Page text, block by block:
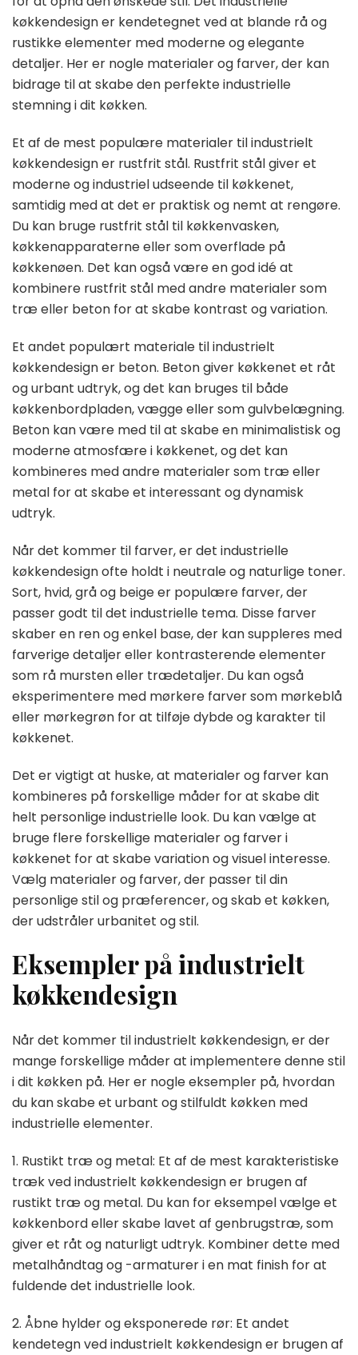
køkkendesign er kendetegnet ved at blande rå og
rustikke elementer med moderne og elegante
detaljer. Her er nogle materialer og farver, der kan
bidrage til at skabe den perfekte industrielle
stemning i dit køkken.
Et af de mest populære materialer til industrielt
køkkendesign er rustfrit stål. Rustfrit stål giver et
moderne og industriel udseende til køkkenet,
samtidig med at det er praktisk og nemt at rengøre.
Du kan bruge rustfrit stål til køkkenvasken,
køkkenapparaterne eller som overflade på
køkkenøen. Det kan også være en god idé at
kombinere rustfrit stål med andre materialer som
træ eller beton for at skabe kontrast og variation.
Et andet populært materiale til industrielt
køkkendesign er beton. Beton giver køkkenet et råt
og urbant udtryk, og det kan bruges til både
køkkenbordpladen, vægge eller som gulvbelægning.
Beton kan være med til at skabe en minimalistisk og
moderne atmosfære i køkkenet, og det kan
kombineres med andre materialer som træ eller
metal for at skabe et interessant og dynamisk
udtryk.
Når det kommer til farver, er det industrielle
køkkendesign ofte holdt i neutrale og naturlige toner.
Sort, hvid, grå og beige er populære farver, der
passer godt til det industrielle tema. Disse farver
skaber en ren og enkel base, der kan suppleres med
farverige detaljer eller kontrasterende elementer
som rå mursten eller trædetaljer. Du kan også
eksperimentere med mørkere farver som mørkeblå
eller mørkegrøn for at tilføje dybde og karakter til
køkkenet.
Det er vigtigt at huske, at materialer og farver kan
kombineres på forskellige måder for at skabe dit
helt personlige industrielle look. Du kan vælge at
bruge flere forskellige materialer og farver i
køkkenet for at skabe variation og visuel interesse.
Vælg materialer og farver, der passer til din
personlige stil og præferencer, og skab et køkken,
der udstråler urbanitet og stil.
Eksempler på industrielt
køkkendesign
Når det kommer til industrielt køkkendesign, er der
mange forskellige måder at implementere denne stil
i dit køkken på. Her er nogle eksempler på, hvordan
du kan skabe et urbant og stilfuldt køkken med
industrielle elementer.
1. Rustikt træ og metal: Et af de mest karakteristiske
træk ved industrielt køkkendesign er brugen af
rustikt træ og metal. Du kan for eksempel vælge et
køkkenbord eller skabe lavet af genbrugstræ, som
giver et råt og naturligt udtryk. Kombiner dette med
metalhåndtag og -armaturer i en mat finish for at
fuldende det industrielle look.
2. Åbne hylder og eksponerede rør: Et andet
kendetegn ved industrielt køkkendesign er brugen af